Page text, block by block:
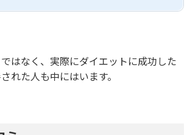
はなく、実際にダイエットに成功した
れた人も中にはいます。